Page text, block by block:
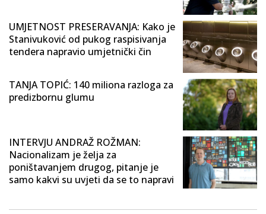
UMJETNOST PRESERAVANJA: Kako je
Stanivuković od pukog raspisivanja
tendera napravio umjetnički čin
TANJA TOPIĆ: 140 miliona razloga za
predizbornu glumu
INTERVJU ANDRAŽ ROŽMAN:
Nacionalizam je želja za
poništavanjem drugog, pitanje je
samo kakvi su uvjeti da se to napravi